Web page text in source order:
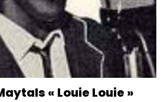
« Louie Louie »